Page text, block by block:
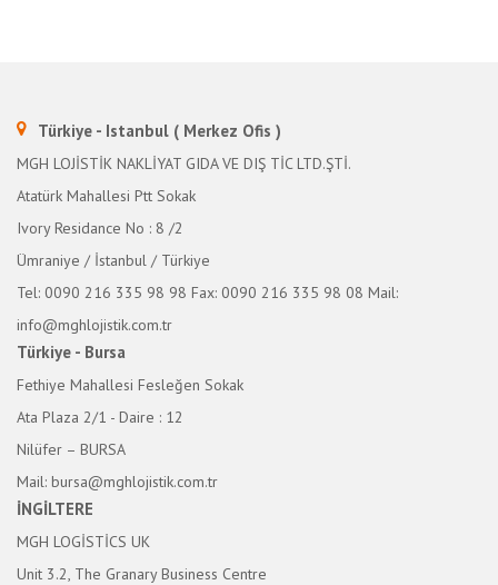
Türkiye - Istanbul ( Merkez Ofis )
MGH LOJİSTİK NAKLİYAT GIDA VE DIŞ TİC LTD.ŞTİ.
Atatürk Mahallesi Ptt Sokak
Ivory Residance No : 8 /2
Ümraniye / İstanbul / Türkiye
Tel: 0090 216 335 98 98 Fax: 0090 216 335 98 08 Mail:
info@mghlojistik.com.tr
Türkiye - Bursa
Fethiye Mahallesi Fesleğen Sokak
Ata Plaza 2/1 - Daire : 12
Nilüfer – BURSA
Mail: bursa@mghlojistik.com.tr
İNGİLTERE
MGH LOGİSTİCS UK
Unit 3.2, The Granary Business Centre